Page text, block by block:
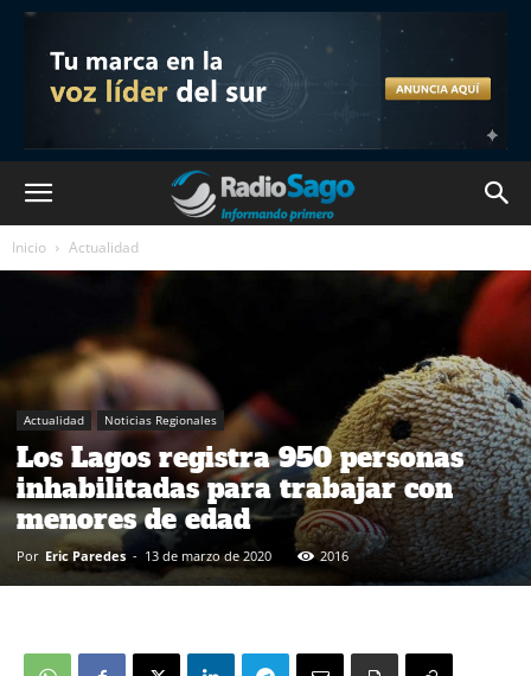
Inicio Actualidad
Actualidad Noticias Regionales
Los Lagos registra 950 personas
inhabilitadas para trabajar con
menores de edad
Por Eric Paredes - 13 de marzo de 2020 2016